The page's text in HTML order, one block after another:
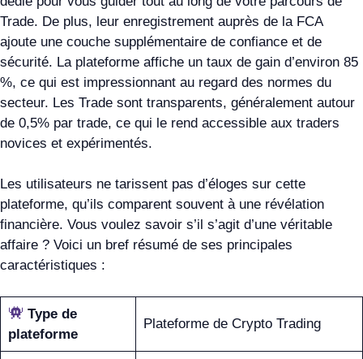
Trade. De plus, leur enregistrement auprès de la FCA
ajoute une couche supplémentaire de confiance et de
sécurité. La plateforme affiche un taux de gain d’environ 85
%, ce qui est impressionnant au regard des normes du
secteur. Les Trade sont transparents, généralement autour
de 0,5% par trade, ce qui le rend accessible aux traders
novices et expérimentés.
Les utilisateurs ne tarissent pas d’éloges sur cette
plateforme, qu’ils comparent souvent à une révélation
financière. Vous voulez savoir s’il s’agit d’une véritable
affaire ? Voici un bref résumé de ses principales
caractéristiques :
Type de
plateforme
Plateforme de Crypto Trading